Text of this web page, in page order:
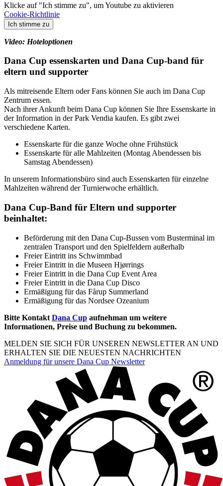
Klicke auf "Ich stimme zu", um Youtube zu aktivieren
Cookie-Richtlinie
Ich stimme zu
Video: Hoteloptionen
Dana Cup essenskarten und Dana Cup-band für
eltern und supporter
Als mitreisende Eltern oder Fans können Sie auch im Dana Cup
Zentrum essen.
Nach ihrer Ankunft beim Dana Cup können Sie Ihre Essenskarte in
der Information in der Park Vendia kaufen. Es gibt zwei
verschiedene Karten.
Essenskarte für die ganze Woche ohne Frühstück
Essenskarte für alle Mahlzeiten (Montag Abendessen bis
Samstag Abendessen)
In unserem Informationsbüro sind auch Essenskarten für einzelne
Mahlzeiten während der Turnierwoche erhältlich.
Dana Cup-Band für Eltern und supporter
beinhaltet:
Beförderung mit den Dana Cup-Bussen vom Busterminal im
zentralen Transport und den Spielfeldern außerhalb
Freier Eintritt ins Schwimmbad
Freier Eintritt in die Museen Hjørrings
Freier Eintritt in die Dana Cup Event Area
Freier Eintritt in die Dana Cup Disco
Ermäßigung für das Fårup Summerland
Ermäßigung für das Nordsee Ozeanium
Bitte Kontakt Dana Cup aufnehman um weitere
Informationen, Preise und Buchung zu bekommen.
MELDEN SIE SICH FÜR UNSEREN NEWSLETTER AN UND
ERHALTEN SIE DIE NEUESTEN NACHRICHTEN
Anmeldung für unsere Dana Cup Newsletter